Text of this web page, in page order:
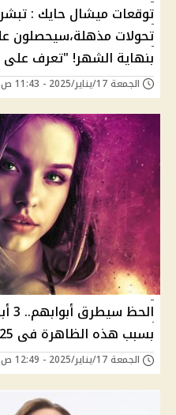
تحولات مذهلة،سيحصلون
بنهاية الشهر! "تعرف على
الجمعة 17/يناير/2025 - 11:43 ص
بسبب هذه الظاهرة فى 2025
الجمعة 17/يناير/2025 - 12:49 ص